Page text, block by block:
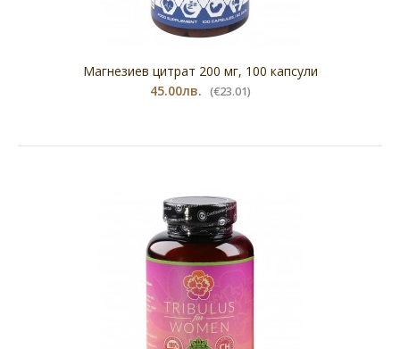
Левзея Макс, имуностимулатор, 30 таблетки
Магнезиев цитрат 200 мг, 100 капсули
45.00лв. (€23.01)